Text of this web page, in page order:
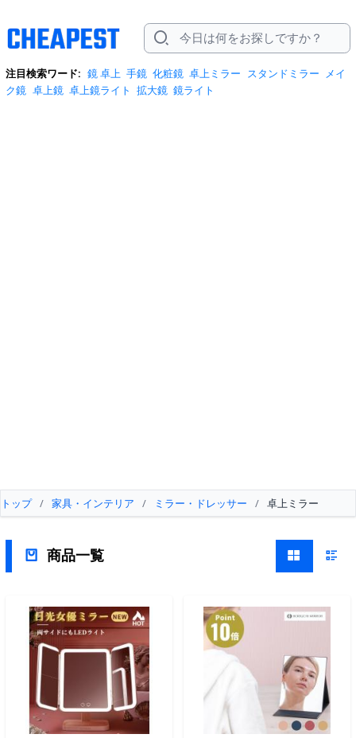
注目検索ワード: 鏡 卓上 手鏡 化粧鏡 卓上ミラー スタンドミラー メイ
ク鏡 卓上鏡 卓上鏡ライト 拡大鏡 鏡ライト
トップ / 家具・インテリア / ミラー・ドレッサー / 卓上ミラー
商品一覧